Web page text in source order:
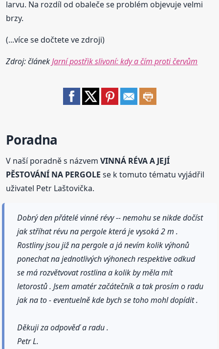
larvu. Na rozdíl od obaleče se problém objevuje velmi
brzy.
(...více se dočtete ve zdroji)
Zdroj: článekJarní postřik slivoní: kdy a čím proti červům
Poradna
V naší poradně s názvemVINNÁ RÉVA A JEJÍ
PĚSTOVÁNÍ NA PERGOLE se k tomuto tématu vyjádřil
uživatel Petr Laštovička.
Dobrý den přátelé vinné révy -- nemohu se nikde dočíst
jak stříhat révu na pergole která je vysoká 2 m .
Rostliny jsou již na pergole a já nevím kolik výhonů
ponechat na jednotlivých výhonech respektive odkud
se má rozvětvovat rostlina a kolik by měla mít
letorostů . Jsem amatér začátečník a tak prosím o radu
jak na to - eventuelně kde bych se toho mohl dopídit .
Děkuji za odpověď a radu .
Petr L.